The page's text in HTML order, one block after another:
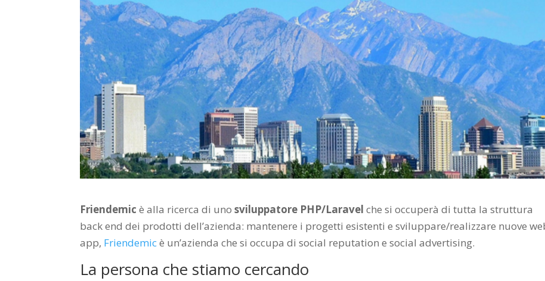
Friendemic è alla ricerca di unosviluppatore PHP/Laravel che si occuperà di tutta la struttura
back end dei prodotti dell’azienda: mantenere i progetti esistenti e sviluppare/realizzare nuove
app, Friendemicè un’azienda che si occupa di social reputation e social advertising.
La persona che stiamo cercando